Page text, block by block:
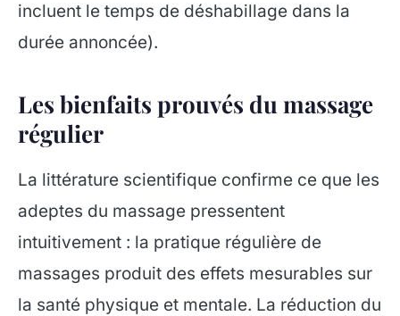
incluent le temps de déshabillage dans la
durée annoncée).
Les bienfaits prouvés du massage
régulier
La littérature scientifique confirme ce que les
adeptes du massage pressentent
intuitivement : la pratique régulière de
massages produit des effets mesurables sur
la santé physique et mentale. La réduction du